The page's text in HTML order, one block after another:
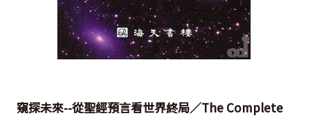
窺探未來--從聖經預言看世界終局／The Complete